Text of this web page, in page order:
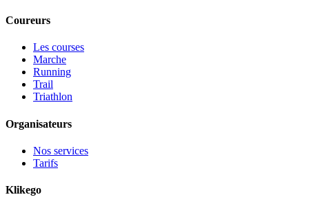
Coureurs
Les courses
Marche
Running
Trail
Triathlon
Organisateurs
Nos services
Tarifs
Klikego